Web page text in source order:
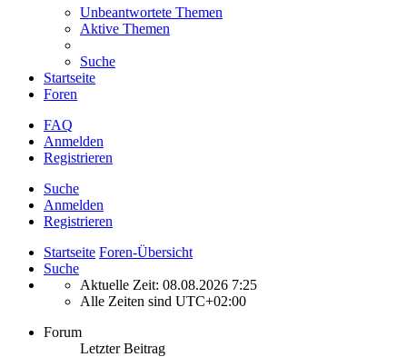
Unbeantwortete Themen
Aktive Themen
Suche
Startseite
Foren
FAQ
Anmelden
Registrieren
Suche
Anmelden
Registrieren
Startseite Foren-Übersicht
Suche
Aktuelle Zeit: 08.08.2026 7:25
Alle Zeiten sind UTC+02:00
Forum
Letzter Beitrag